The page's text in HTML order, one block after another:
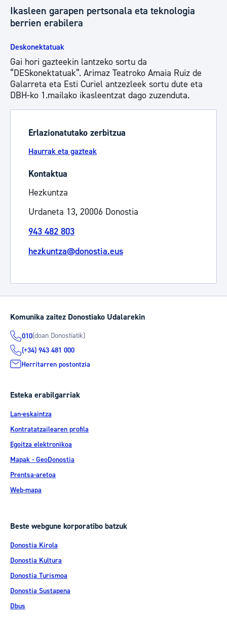
Ikasleen garapen pertsonala eta teknologia
berrien erabilera
Deskonektatuak
Gai hori gazteekin lantzeko sortu da
“DESkonektatuak”. Arimaz Teatroko Amaia Ruiz de
Galarreta eta Esti Curiel antzezleek sortu dute eta
DBH-ko 1.mailako ikasleentzat dago zuzenduta.
Erlazionatutako zerbitzua
Haurrak eta gazteak
Kontaktua
Hezkuntza
Urdaneta 13, 20006 Donostia
943 482 803
hezkuntza@donostia.eus
Komunika zaitez Donostiako Udalarekin
010(doan Donostiatik)
(+34) 943 481 000
Herritarren postontzia
Esteka erabilgarriak
Lan-eskaintza
Kontratatzailearen profila
Egoitza elektronikoa
Mapak - GeoDonostia
Prentsa-aretoa
Web-mapa
Beste webgune korporatibo batzuk
Donostia Kirola
Donostia Kultura
Donostia Turismoa
Donostia Sustapena
Dbus